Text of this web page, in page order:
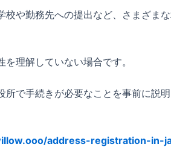
や勤務先への提出など、さまざま
理解していない場合です。
所で手続きが必要なことを事前に説
address-registration-in-